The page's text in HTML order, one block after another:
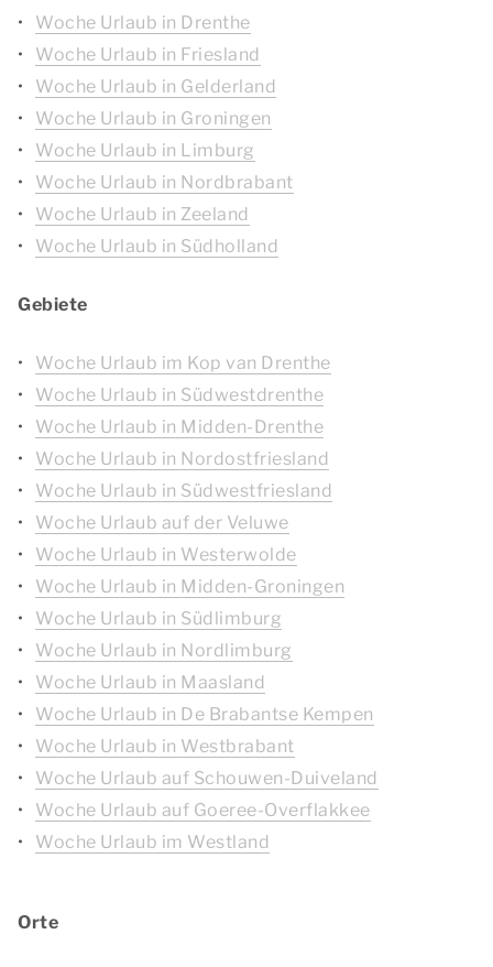
Woche Urlaub in Drenthe
Woche Urlaub in Friesland
Woche Urlaub in Gelderland
Woche Urlaub in Groningen
Woche Urlaub in Limburg
Woche Urlaub in Nordbrabant
Woche Urlaub in Zeeland
Woche Urlaub in Südholland
Gebiete
Woche Urlaub im Kop van Drenthe
Woche Urlaub in Südwestdrenthe
Woche Urlaub in Midden-Drenthe
Woche Urlaub in Nordostfriesland
Woche Urlaub in Südwestfriesland
Woche Urlaub auf der Veluwe
Woche Urlaub in Westerwolde
Woche Urlaub in Midden-Groningen
Woche Urlaub in Südlimburg
Woche Urlaub in Nordlimburg
Woche Urlaub in Maasland
Woche Urlaub in De Brabantse Kempen
Woche Urlaub in Westbrabant
Woche Urlaub auf Schouwen-Duiveland
Woche Urlaub auf Goeree-Overflakkee
Woche Urlaub im Westland
Orte